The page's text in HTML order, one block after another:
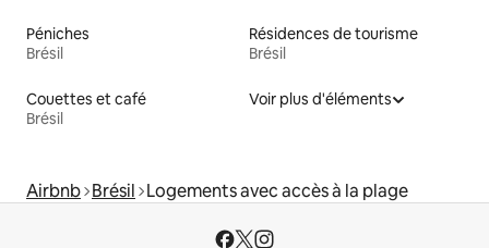
Péniches
Brésil
Résidences de tourisme
Brésil
Couettes et café
Brésil
Voir plus d'éléments
Airbnb Brésil Logements avec accès à la plage